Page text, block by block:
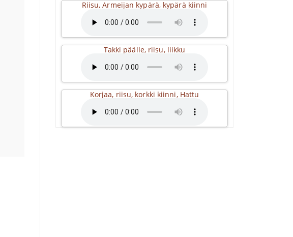
Riisu, Armeijan kypärä, kypärä kiinni
Takki päälle, riisu, liikku
Korjaa, riisu, korkki kiinni, Hattu